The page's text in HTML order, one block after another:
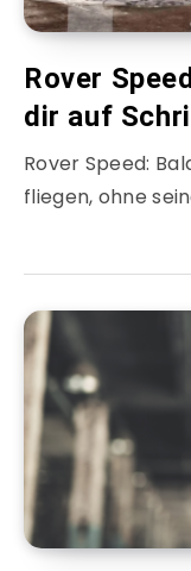
Rover
dir auf
Rover Speed:
fliegen, ohne